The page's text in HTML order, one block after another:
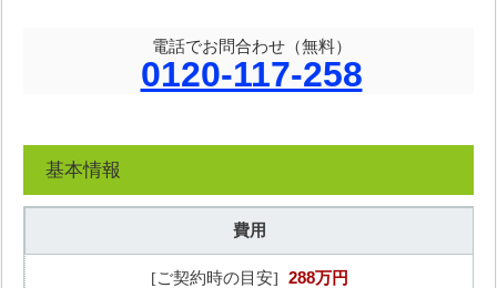
電話でお問合わせ（無料）
0120-117-258
基本情報
費用
[ご契約時の目安] 288万円